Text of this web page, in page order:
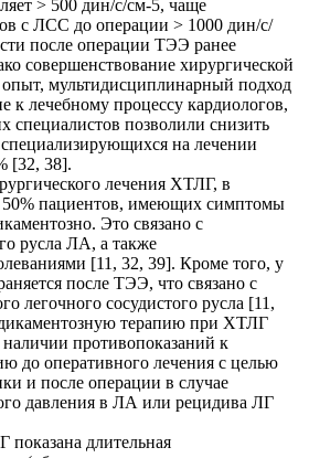
> 500 дин/с/см-5, чаще
с ЛСС до операции > 1000 дин/с/
после операции ТЭЭ ранее
совершенствование хирургической
мультидисциплинарный подход
к лечебному процессу кардиологов,
специалистов позволили снизить
специализирующихся на лечении
[32, 38].
лечения ХТЛГ, в
50% пациентов, имеющих симптомы
Это связано с
русла ЛА, а также
[11, 32, 39]. Кроме того, у
после ТЭЭ, что связано с
легочного сосудистого русла [11,
терапию при ХТЛГ
противопоказаний к
до оперативного лечения с целью
и после операции в случае
давления в ЛА или рецидива ЛГ
длительная